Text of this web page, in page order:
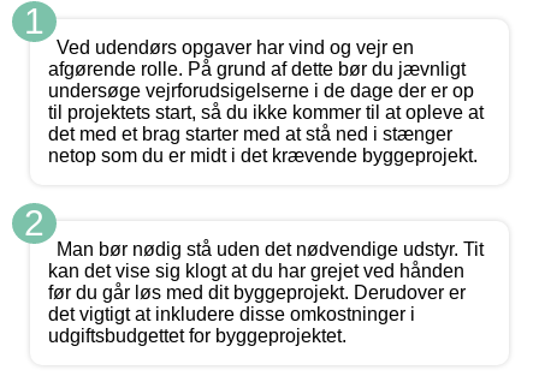
1
Ved udendørs opgaver har vind og vejr en
afgørende rolle. På grund af dette bør du jævnligt
undersøge vejrforudsigelserne i de dage der er op
til projektets start, så du ikke kommer til at opleve at
det med et brag starter med at stå ned i stænger
netop som du er midt i det krævende byggeprojekt.
2
Man bør nødig stå uden det nødvendige udstyr. Tit
kan det vise sig klogt at du har grejet ved hånden
før du går løs med dit byggeprojekt. Derudover er
det vigtigt at inkludere disse omkostninger i
udgiftsbudgettet for byggeprojektet.